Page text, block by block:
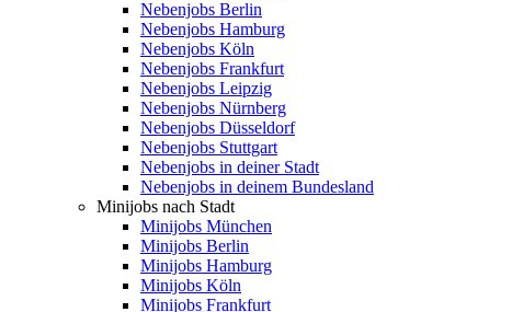
Nebenjobs Berlin
Nebenjobs Hamburg
Nebenjobs Köln
Nebenjobs Frankfurt
Nebenjobs Leipzig
Nebenjobs Nürnberg
Nebenjobs Düsseldorf
Nebenjobs Stuttgart
Nebenjobs in deiner Stadt
Nebenjobs in deinem Bundesland
Minijobs nach Stadt
Minijobs München
Minijobs Berlin
Minijobs Hamburg
Minijobs Köln
Minijobs Frankfurt